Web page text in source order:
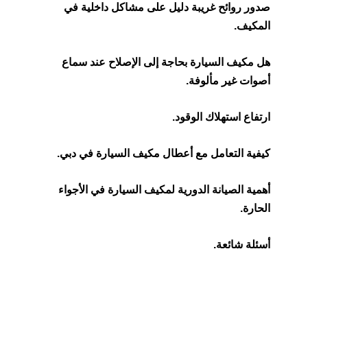
صدور روائح غريبة دليل على مشاكل داخلية في
المكيف.
هل مكيف السيارة بحاجة إلى الإصلاح عند سماع
أصوات غير مألوفة.
ارتفاع استهلاك الوقود.
كيفية التعامل مع أعطال مكيف السيارة في دبي.
أهمية الصيانة الدورية لمكيف السيارة في الأجواء
الحارة.
أسئلة شائعة.